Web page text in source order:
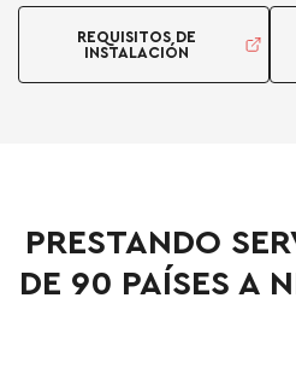
REQUISITOS DE
INSTALACIÓN
PRESTANDO
DE 90 PAÍSES A